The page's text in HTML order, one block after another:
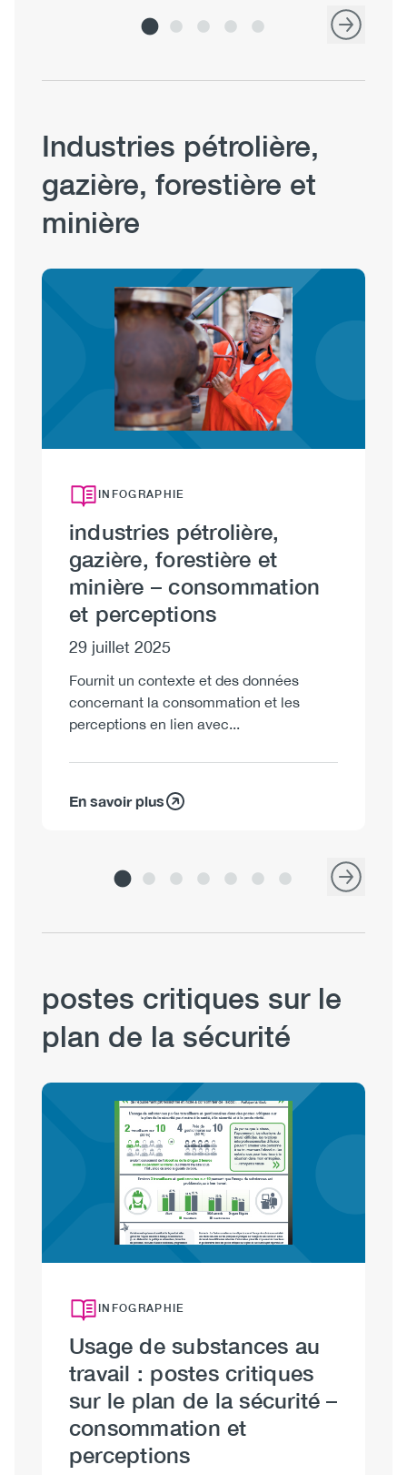
Industries pétrolière,
gazière, forestière et
minière
Image
INFOGRAPHIE
industries pétrolière,
gazière, forestière et
minière – consommation
et perceptions
29 juillet 2025
Fournit un contexte et des données
concernant la consommation et les
perceptions en lien avec...
En savoir plus
postes critiques sur le
plan de la sécurité
Image
INFOGRAPHIE
Usage de substances au
travail : postes critiques
sur le plan de la sécurité –
consommation et
perceptions